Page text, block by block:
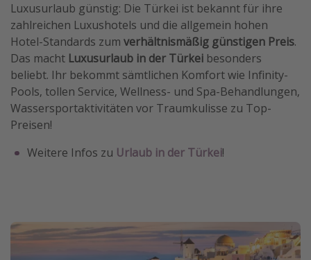
Luxusurlaub günstig: Die Türkei ist bekannt für ihre
zahlreichen Luxushotels und die allgemein hohen
Hotel-Standards zum verhältnismäßig günstigen Preis.
Das macht Luxusurlaub in der Türkei besonders
beliebt. Ihr bekommt sämtlichen Komfort wie Infinity-
Pools, tollen Service, Wellness- und Spa-Behandlungen,
Wassersportaktivitäten vor Traumkulisse zu Top-
Preisen!
Weitere Infos zu Urlaub in der Türkei!